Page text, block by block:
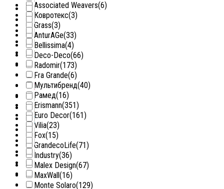
Associated Weavers(6)
Ковротекс(3)
Grass(3)
AnturAGe(33)
Bellissima(4)
Deco-Deco(66)
Radomir(173)
Fra Grande(6)
Мультибренд(40)
Рамед(16)
Erismann(351)
Euro Decor(161)
Vilia(23)
Fox(15)
GrandecoLife(71)
Industry(36)
Malex Design(67)
MaxWall (16)
Monte Solaro(129)